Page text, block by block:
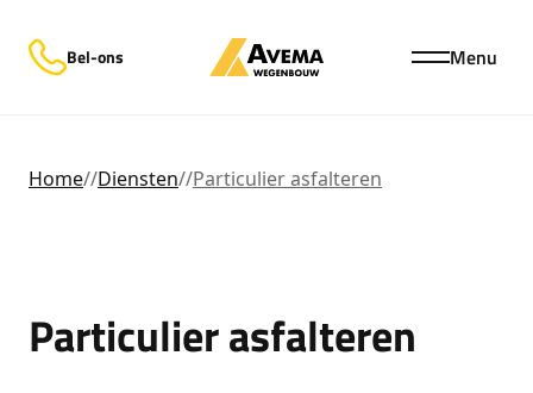
Bel-ons Menu
Home//Diensten//Particulier asfalteren
Particulier asfalteren